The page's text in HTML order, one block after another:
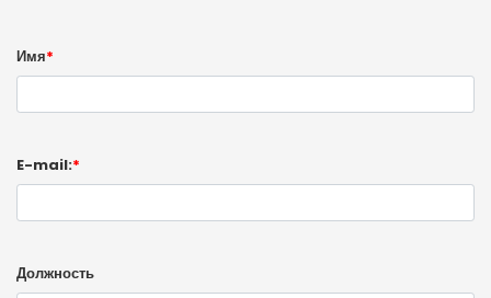
Имя*
E-mail:*
Должность